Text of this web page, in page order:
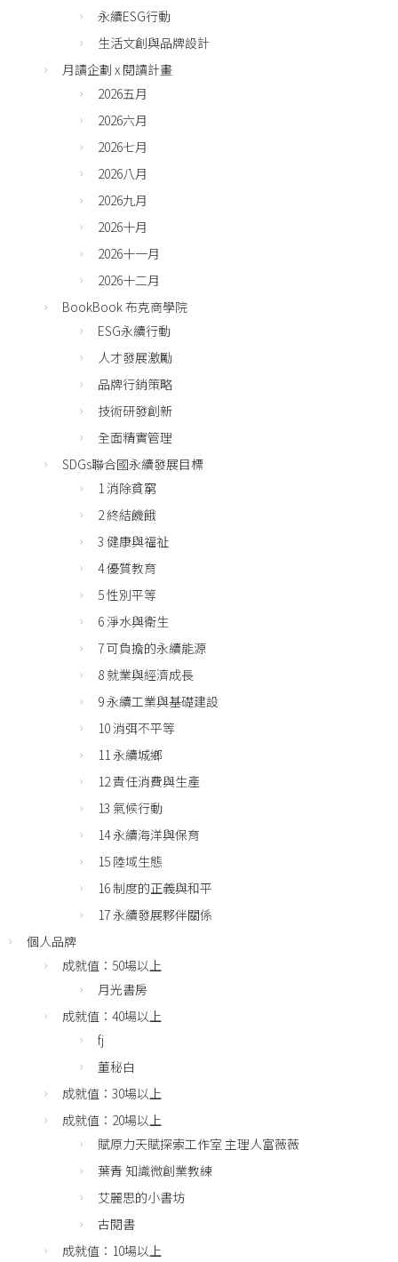
永續ESG行動
生活文創與品牌設計
月讀企劃 x 閱讀計畫
2026五月
2026六月
2026七月
2026八月
2026九月
2026十月
2026十一月
2026十二月
BookBook 布克商學院
ESG永續行動
人才發展激勵
品牌行銷策略
技術研發創新
全面精實管理
SDGs聯合國永續發展目標
1 消除貧窮
2 終結饑餓
3 健康與福祉
4 優質教育
5 性別平等
6 淨水與衛生
7 可負擔的永續能源
8 就業與經濟成長
9 永續工業與基礎建設
10 消弭不平等
11 永續城鄉
12 責任消費與生產
13 氣候行動
14 永續海洋與保育
15 陸域生態
16 制度的正義與和平
17 永續發展夥伴關係
個人品牌
成就值：50場以上
月光書房
成就值：40場以上
fj
董秘白
成就值：30場以上
成就值：20場以上
賦原力天賦探索工作室 主理人富薇薇
葉青 知識微創業教練
艾麗思的小書坊
古閱書
成就值：10場以上